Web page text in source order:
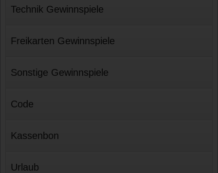
Technik Gewinnspiele
Freikarten Gewinnspiele
Sonstige Gewinnspiele
Code
Kassenbon
Urlaub